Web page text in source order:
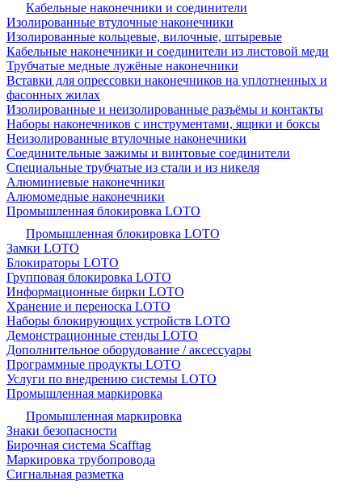
Кабельные наконечники и соединители
Изолированные втулочные наконечники
Изолированные кольцевые, вилочные, штыревые
Кабельные наконечники и соединители из листовой меди
Трубчатые медные лужёные наконечники
Вставки для опрессовки наконечников на уплотненных и
фасонных жилах
Изолированные и неизолированные разъёмы и контакты
Наборы наконечников с инструментами, ящики и боксы
Неизолированные втулочные наконечники
Соединительные зажимы и винтовые соединители
Специальные трубчатые из стали и из никеля
Алюминиевые наконечники
Алюмомедные наконечники
Промышленная блокировка LOTO
Промышленная блокировка LOTO
Замки LOTO
Блокираторы LOTO
Групповая блокировка LOTO
Информационные бирки LOTO
Хранение и переноска LOTO
Наборы блокирующих устройств LOTO
Демонстрационные стенды LOTO
Дополнительное оборудование / аксессуары
Программные продукты LOTO
Услуги по внедрению системы LOTO
Промышленная маркировка
Промышленная маркировка
Знаки безопасности
Бирочная система Scafftag
Маркировка трубопровода
Сигнальная разметка